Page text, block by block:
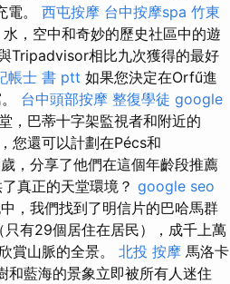
電。 西屯按摩 台中按摩spa 竹東
，空中和奇妙的歷史社區中的遊
Tripadvisor相比九次獲得的最好
帳士 書 ptt 如果您決定在Orfű進
台中頭部按摩 整復學徒 google
，巴蒂十字架監視者和附近的
您還可以計劃在Pécs和
，分享了他們在這個年齡段推薦
真正的天堂環境？ google seo
，我們找到了明信片的巴哈馬群
有29個居住在居民），成千上萬
賞山脈的全景。 北投 按摩 馬洛卡
和藍海的景象立即被所有人迷住